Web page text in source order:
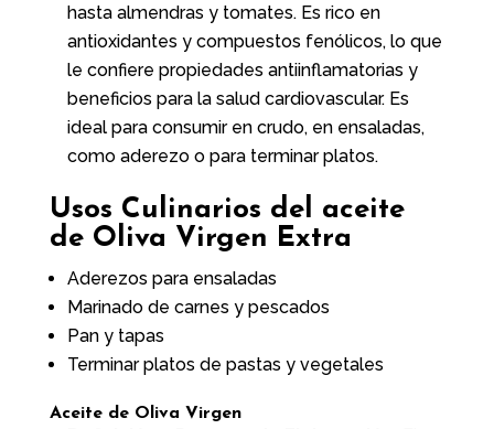
hasta almendras y tomates. Es rico en
antioxidantes y compuestos fenólicos, lo que
le confiere propiedades antiinflamatorias y
beneficios para la salud cardiovascular. Es
ideal para consumir en crudo, en ensaladas,
como aderezo o para terminar platos.
Usos Culinarios del aceite
de Oliva Virgen Extra
Aderezos para ensaladas
Marinado de carnes y pescados
Pan y tapas
Terminar platos de pastas y vegetales
Aceite de Oliva Virgen